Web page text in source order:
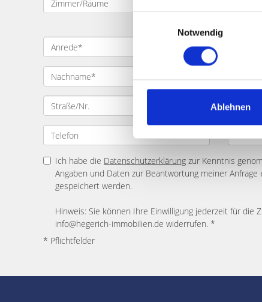
Notwendig
Ablehnen
Ich habe die Datenschutzerklärung zur Kenntnis
Angaben und Daten zur Beantwortung meiner
gespeichert werden.
Hinweis: Sie können Ihre Einwilligung jederzeit für die
info@hegerich-immobilien.de widerrufen. *
* Pflichtfelder